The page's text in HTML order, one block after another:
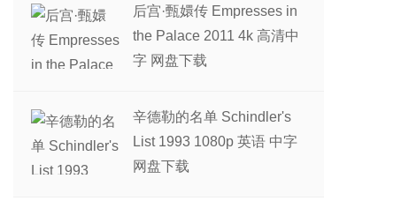
后宫·甄嬛传 Empresses in
the Palace 2011 4k 高清中
字 网盘下载
辛德勒的名单 Schindler's
List 1993 1080p 英语 中字
网盘下载